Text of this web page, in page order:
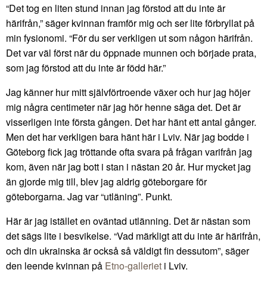
“Det tog en liten stund innan jag förstod att du inte är
härifrån,” säger kvinnan framför mig och ser lite förbryllat på
min fysionomi. “För du ser verkligen ut som någon härifrån.
Det var väl först när du öppnade munnen och började prata,
som jag förstod att du inte är född här.”
Jag känner hur mitt självförtroende växer och hur jag höjer
mig några centimeter när jag hör henne säga det. Det är
visserligen inte första gången. Det har hänt ett antal gånger.
Men det har verkligen bara hänt här i Lviv. När jag bodde i
Göteborg fick jag tröttande ofta svara på frågan varifrån jag
kom, även när jag bott i stan i nästan 20 år. Hur mycket jag
än gjorde mig till, blev jag aldrig göteborgare för
göteborgarna. Jag var “utläning”. Punkt.
Här är jag istället en oväntad utlänning. Det är nästan som
det sägs lite i besvikelse. “Vad märkligt att du inte är härifrån,
och din ukrainska är också så väldigt fin dessutom”, säger
den leende kvinnan på Etno-galleriet i Lviv.